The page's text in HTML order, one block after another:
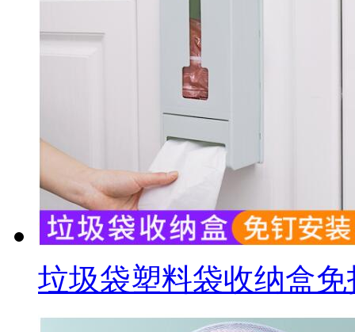
垃圾袋塑料袋收纳盒